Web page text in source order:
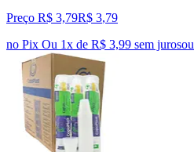
Preço R$ 3,79R$ 3,79
no Pix Ou 1x de R$ 3,99 sem jurosou